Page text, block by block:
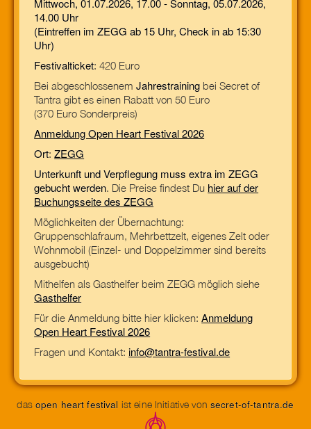
Mittwoch, 01.07.2026, 17.00 - Sonntag, 05.07.2026,
14.00 Uhr
(Eintreffen im ZEGG ab 15 Uhr, Check in ab 15:30
Uhr)
Festivalticket: 420 Euro
Bei abgeschlossenemJahrestraining bei Secret of
Tantra gibt es einen Rabatt von 50 Euro
(370 Euro Sonderpreis)
Anmeldung Open Heart Festival 2026
Ort:ZEGG
Unterkunft und Verpflegung muss extra im ZEGG
gebucht werden. Die Preise findest Du hier auf der
Buchungsseite des ZEGG
Möglichkeiten der Übernachtung:
Gruppenschlafraum, Mehrbettzelt, eigenes Zelt oder
Wohnmobil (Einzel- und Doppelzimmer sind bereits
ausgebucht)
Mithelfen als Gasthelfer beim ZEGG möglich siehe
Gasthelfer
Für die Anmeldung bitte hier klicken:Anmeldung
Open Heart Festival 2026
Fragen und Kontakt:info@tantra-festival.de
dasopen heart festival ist eine Initiative von secret-of-tantra.de